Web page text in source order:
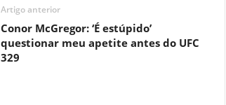
Artigo anterior
Conor McGregor: ‘É estúpido’
questionar meu apetite antes do UFC
329